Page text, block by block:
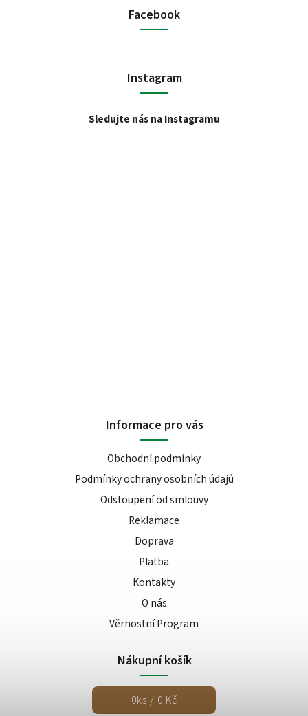
Facebook
Instagram
Sledujte nás na Instagramu
Informace pro vás
Obchodní podmínky
Podmínky ochrany osobních údajů
Odstoupení od smlouvy
Reklamace
Doprava
Platba
Kontakty
O nás
Věrnostní Program
Nákupní košík
0ks / 0 Kč